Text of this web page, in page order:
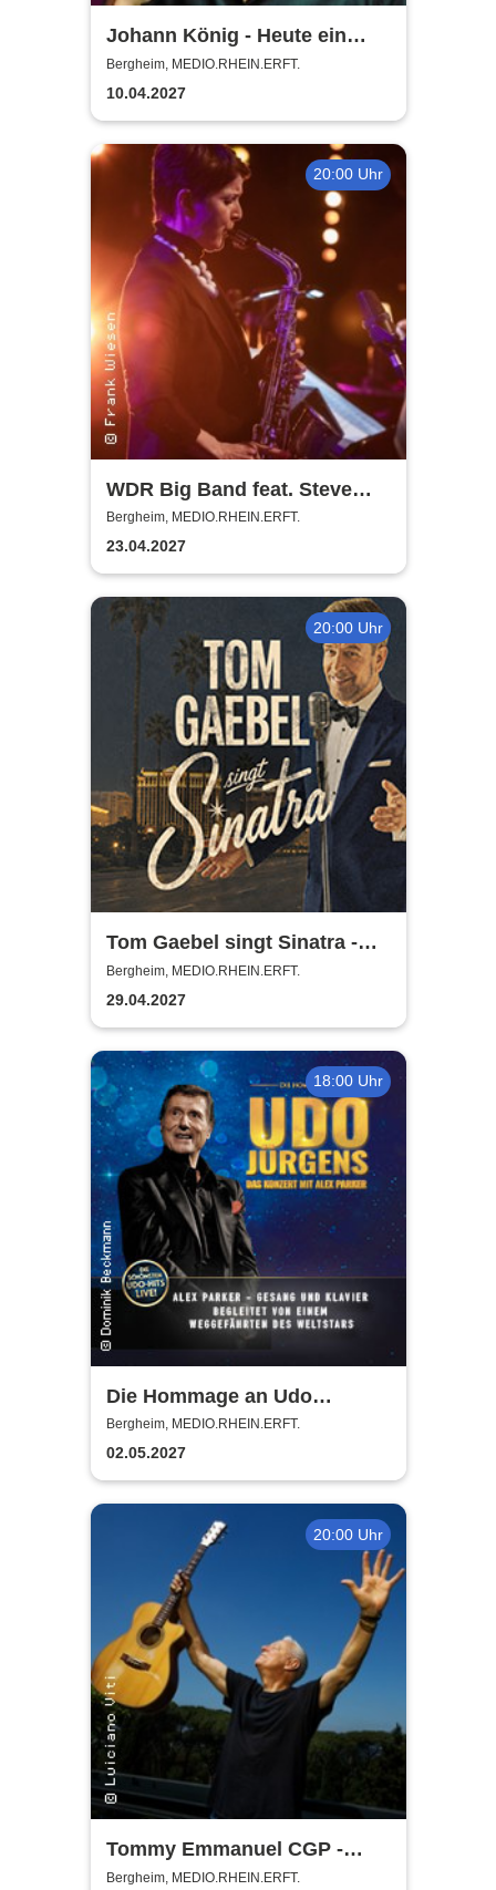
Johann König - Heute ein
König
Bergheim, MEDIO.RHEIN.ERFT.
10.04.2027
20:00 Uhr
WDR Big Band feat. Steve
Gadd - Master of Groove
Bergheim, MEDIO.RHEIN.ERFT.
23.04.2027
20:00 Uhr
Tom Gaebel singt Sinatra -
Tour 2027
Bergheim, MEDIO.RHEIN.ERFT.
29.04.2027
18:00 Uhr
Die Hommage an Udo
Jürgens - Das Konzert mit
Alex Parker
Bergheim, MEDIO.RHEIN.ERFT.
02.05.2027
20:00 Uhr
Tommy Emmanuel CGP -
Living in the Light Tour
Bergheim, MEDIO.RHEIN.ERFT.